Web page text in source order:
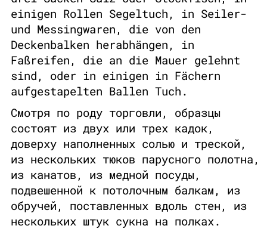
einigen Rollen Segeltuch, in Seiler-
und Messingwaren, die von den
Deckenbalken herabhängen, in
Faßreifen, die an die Mauer gelehnt
sind, oder in einigen in Fächern
aufgestapelten Ballen Tuch.
Смотря по роду торговли, образцы
состоят из двух или трех кадок,
доверху наполненных солью и треской,
из нескольких тюков парусного полотна,
из канатов, из медной посуды,
подвешенной к потолочным балкам, из
обручей, поставленных вдоль стен, из
нескольких штук сукна на полках.